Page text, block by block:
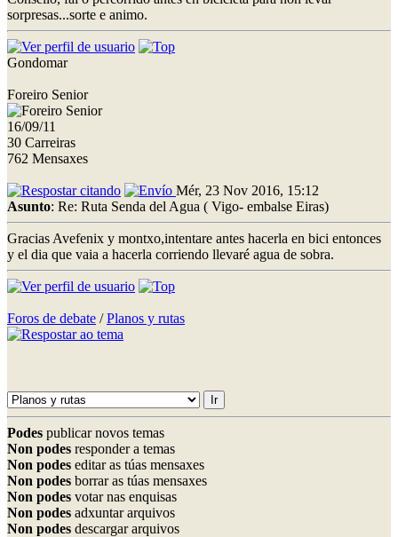
sorpresas...sorte e animo.
Gondomar
Foreiro Senior
16/09/11
30 Carreiras
762 Mensaxes
Mér, 23 Nov 2016, 15:12
Asunto: Re: Ruta Senda del Agua ( Vigo- embalse Eiras)
Gracias Avefenix y montxo,intentare antes hacerla en bici entonces
y el dia que vaia a hacerla corriendo llevaré agua de sobra.
Foros de debate /Planos y rutas
Podes publicar novos temas
Non podes responder a temas
Non podes editar as túas mensaxes
Non podes borrar as túas mensaxes
Non podes votar nas enquisas
Non podes adxuntar arquivos
Non podes descargar arquivos